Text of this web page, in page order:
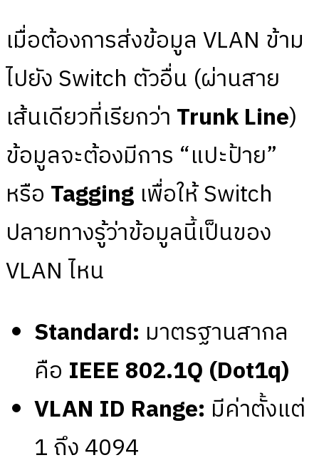
เมื่อต้องการส่งข้อมูล VLAN ข้าม
ไปยัง Switch ตัวอื่น (ผ่านสาย
เส้นเดียวที่เรียกว่า Trunk Line)
ข้อมูลจะต้องมีการ “แปะป้าย”
หรือ Tagging เพื่อให้ Switch
ปลายทางรู้ว่าข้อมูลนี้เป็นของ
VLAN ไหน
Standard: มาตรฐานสากล
คือ IEEE 802.1Q (Dot1q)
VLAN ID Range: มีค่าตั้งแต่
1 ถึง 4094